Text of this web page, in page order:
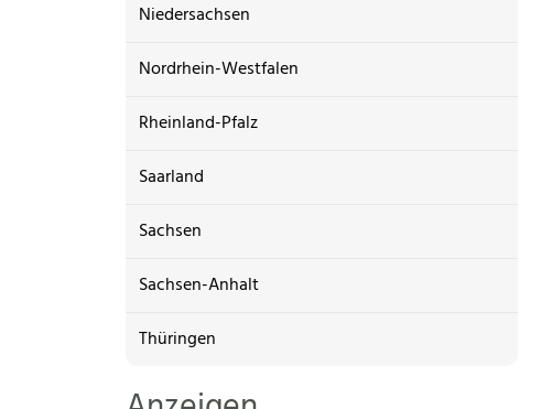
Niedersachsen
Nordrhein-Westfalen
Rheinland-Pfalz
Saarland
Sachsen
Sachsen-Anhalt
Thüringen